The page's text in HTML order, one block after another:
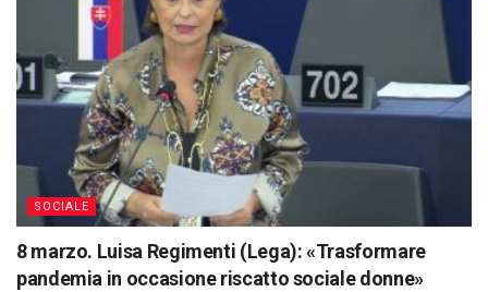
SOCIALE
8 marzo. Luisa Regimenti (Lega): «Trasformare
pandemia in occasione riscatto sociale donne»